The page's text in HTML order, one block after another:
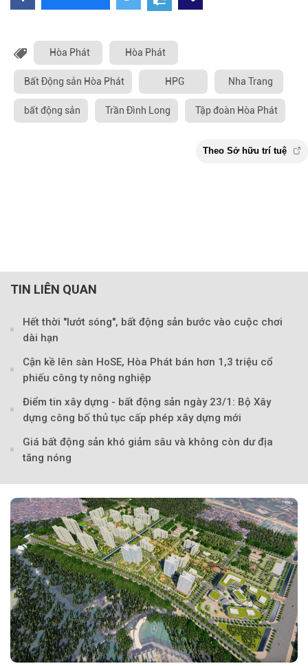
Hòa Phát Hòa Phát
Bất Động sản Hòa Phát HPG Nha Trang
bất động sản Trần Đình Long Tập đoàn Hòa Phát
Theo Sở hữu trí
TIN LIÊN QUAN
Hết thời "lướt sóng", bất động sản bước vào cuộc chơi
dài hạn
Cận kề lên sàn HoSE, Hòa Phát bán hơn 1,3 triệu cổ
phiếu công ty nông nghiệp
Điểm tin xây dựng - bất động sản ngày 23/1: Bộ Xây
dựng công bố thủ tục cấp phép xây dựng mới
Giá bất động sản khó giảm sâu và không còn dư địa
tăng nóng